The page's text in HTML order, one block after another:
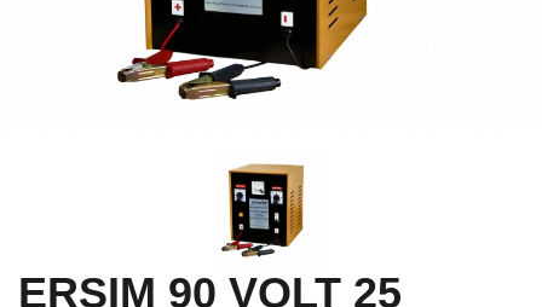
ERSIM 90 VOLT 25